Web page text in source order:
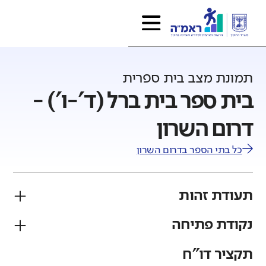
תמונת מצב בית ספרית
בית ספר בית ברל (ד'-ו') -
דרום השרון
כל בתי הספר בדרום השרון
תעודת זהות
פיקוח
נקודת פתיחה
תקציר דו"ח